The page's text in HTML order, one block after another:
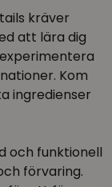
kräver
att lära dig
Kom
ingredienser
och funktionell
förvaring.